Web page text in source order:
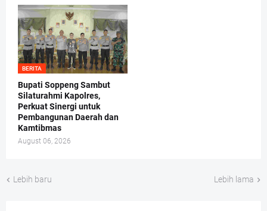
BERITA
Bupati Soppeng Sambut
Silaturahmi Kapolres,
Perkuat Sinergi untuk
Pembangunan Daerah dan
Kamtibmas
August 06, 2026
Lebih baru Lebih lama